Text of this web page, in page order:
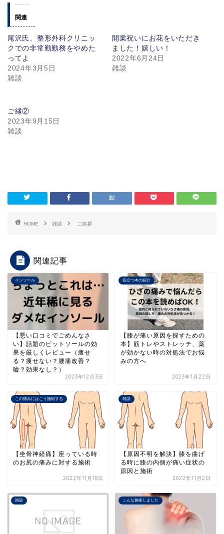
関連
尾沢氏、整形外科クリニッ
クでの非常勤勤務をやめた
ってよ
2024年3月5日
雑談
開業祝いにお花をいただき
ました！嬉しい！
2022年6月24日
雑談
ご縁②
2023年9月15日
雑談
HOME 雑談 ご挨拶
関連記事
インソール
【悪い口コミでごめんなさ
い】話題のピットソールの効
果を厳しくレビュー（痩せ
る？痩せない？腰痛改善？
嘘？効果なし？）
2023年12月3日
役立つ本の紹介
【膝が痛い原因を探すための
本】筋トレやストレッチ、薬
が効かない時の対処法でお悩
みの方へ
2023年1月22日
この痛みにはこう施術する
【坐骨神経痛】座っている時
のお尻の痛みに対する施術
2022年11月18日
雑談
【原因不明を解決】膝を曲げ
る時に膝の内側が痛い症状の
原因と施術
2022年11月2日
雑談 こんな施術しました